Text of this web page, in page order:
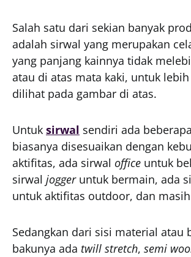
Salah satu dari sekian banyak
adalah sirwal yang merupakan
yang panjang kainnya tidak
atau di atas mata kaki, untuk
dilihat pada gambar di atas.
Untuk sirwal sendiri ada
biasanya disesuaikan dengan
aktifitas, ada sirwal office untuk
sirwal joggeruntuk bermain, ada
untuk aktifitas outdoor, dan
Sedangkan dari sisi material atau
bakunya ada twill stretch, semi